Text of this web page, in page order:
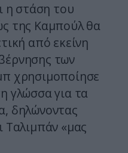
η στάση του
της Καμπούλ θα
από εκείνη
των
χρησιμοποίησε
γλώσσα για τα
δηλώνοντας
Ταλιμπάν «μας